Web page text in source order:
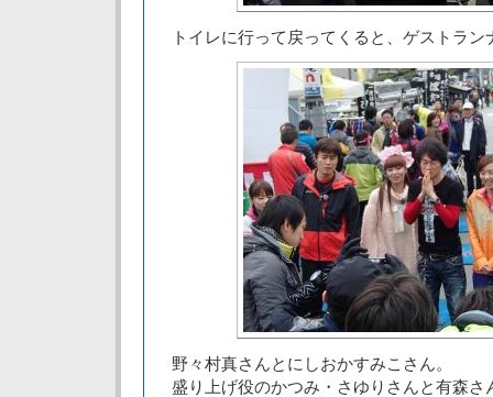
トイレに行って戻ってくると、ゲストラン
野々村真さんとにしおかすみこさん。
盛り上げ役のかつみ・さゆりさんと有森さ